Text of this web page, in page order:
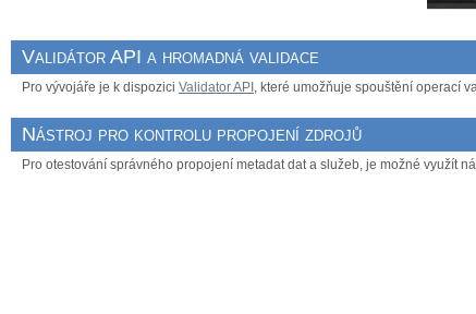
Validátor API a hromadná validace
Pro vývojáře je k dispozici Validator API , které umožňuje spouštění operací
Nástroj pro kontrolu propojení zdrojů
Pro otestování správného propojení metadat dat a služeb, je možné využít